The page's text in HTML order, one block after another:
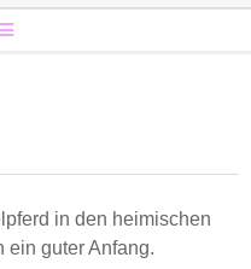
in den heimischen
ein guter Anfang.